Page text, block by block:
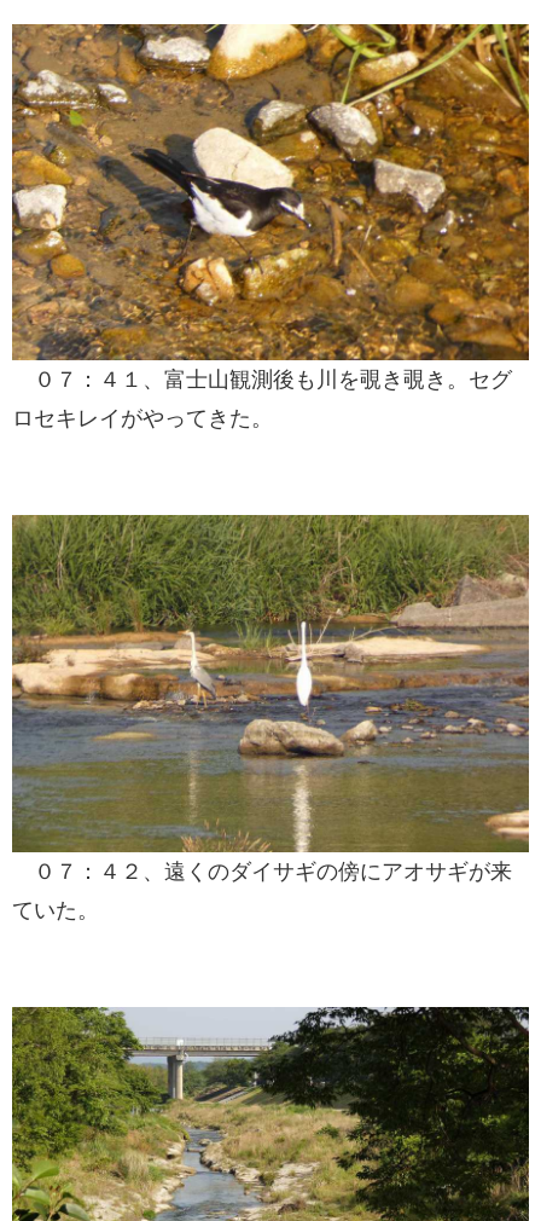
０７：４１、富士山観測後も川を覗き覗き。セグ
ロセキレイがやってきた。
０７：４２、遠くのダイサギの傍にアオサギが来
ていた。